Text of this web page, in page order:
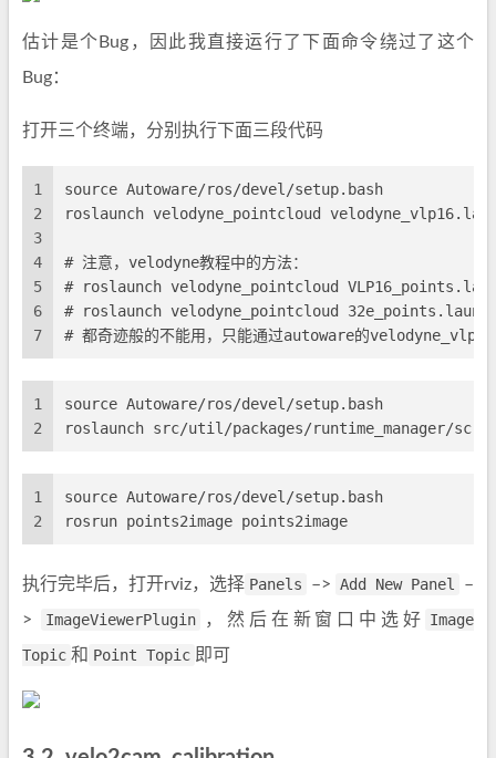
估计是个Bug，因此我直接运行了下面命令绕过了这个
Bug：
打开三个终端，分别执行下面三段代码
1
2
3
4
5
6
7
source Autoware/ros/devel/setup.bash
roslaunch velodyne_pointcloud
# 注意，velodyne教程中的方法：
# roslaunch velodyne_pointcloud
# roslaunch velodyne_pointcloud
# 都奇迹般的不能用，只能通过autoware的
1
2
source Autoware/ros/devel/setup.bash
roslaunch src/util/packages/runtime_manager/
1
2
source Autoware/ros/devel/setup.bash
rosrun points2image points2image
执行完毕后，打开rviz，选择 Panels –> Add New Panel
–
>
ImageViewerPlugin ，然后在新窗口中选好 Image
Topic 和 Point Topic 即可